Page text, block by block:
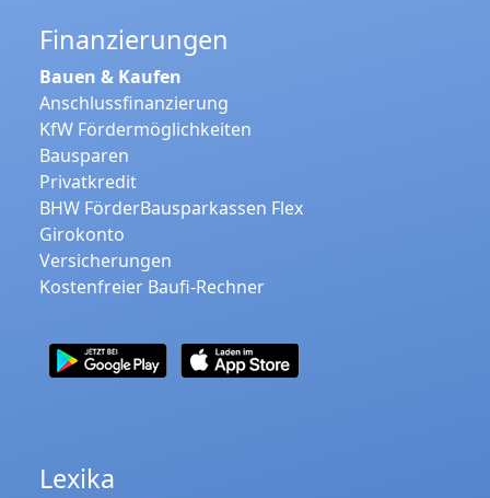
Finanzierungen
Bauen & Kaufen
Anschlussfinanzierung
KfW Fördermöglichkeiten
Bausparen
Privatkredit
BHW FörderBausparkassen Flex
Girokonto
Versicherungen
Kostenfreier Baufi-Rechner
Lexika